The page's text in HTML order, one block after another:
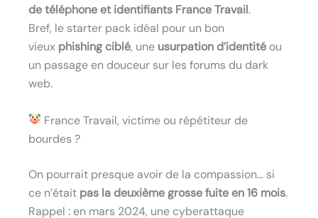
de téléphone et identifiants France Travail.
Bref, le starter pack idéal pour un bon
vieux phishing ciblé, une usurpation d’identité ou
un passage en douceur sur les forums du dark
web.
France Travail, victime ou répétiteur de
bourdes ?
On pourrait presque avoir de la compassion… si
ce n’était pas la deuxième grosse fuite en 16 mois.
Rappel : en mars 2024, une cyberattaque